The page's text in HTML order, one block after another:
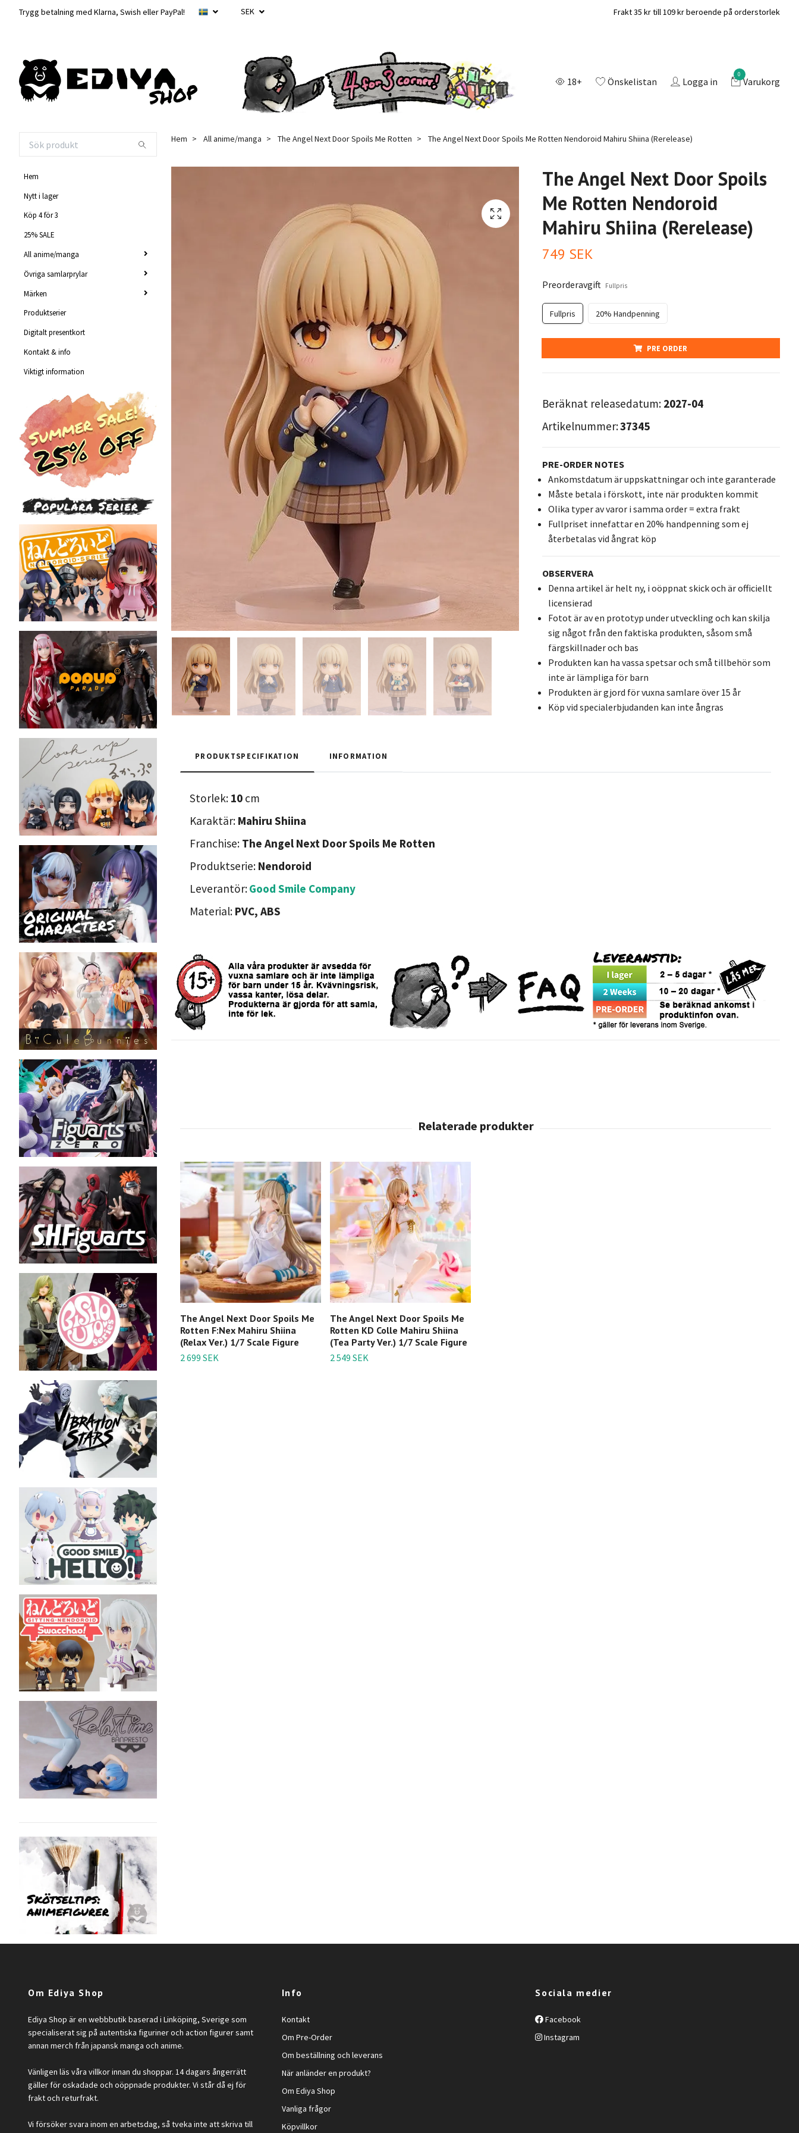
Trygg betalning med Klarna, Swish eller PayPal! SEK Frakt 35 kr till 109 kr beroende på orderstorlek
18+ Önskelistan Logga in
0
Varukorg
Hem
Nytt i lager
Köp 4 för 3
25% SALE
All anime/manga
Övriga samlarprylar
Märken
Produktserier
Digitalt presentkort
Kontakt & info
Viktigt information
Hem All anime/manga The Angel Next Door Spoils Me Rotten The Angel Next Door Spoils Me Rotten Nendoroid Mahiru Shiina (Rerelease)
The Angel Next Door Spoils
Me Rotten Nendoroid
Mahiru Shiina (Rerelease)
749 SEK
Preorderavgift Fullpris
Fullpris 20% Handpenning
PRE ORDER
Beräknat releasedatum: 2027-04
Artikelnummer:37345
PRE-ORDER NOTES
Ankomstdatum är uppskattningar och inte garanterade
Måste betala i förskott, inte när produkten kommit
Olika typer av varor i samma order = extra frakt
Fullpriset innefattar en 20% handpenning som ej
återbetalas vid ångrat köp
OBSERVERA
Denna artikel är helt ny, i oöppnat skick och är officiellt
licensierad
Fotot är av en prototyp under utveckling och kan skilja
sig något från den faktiska produkten, såsom små
färgskillnader och bas
Produkten kan ha vassa spetsar och små tillbehör som
inte är lämpliga för barn
Produkten är gjord för vuxna samlare över 15 år
Köp vid specialerbjudanden kan inte ångras
PRODUKTSPECIFIKATION INFORMATION
Storlek: 10 cm
Karaktär: Mahiru Shiina
Franchise: The Angel Next Door Spoils Me Rotten
Produktserie: Nendoroid
Leverantör:Good Smile Company
Material: PVC, ABS
The Angel Next Door Spoils Me
Rotten F:Nex Mahiru Shiina
(Relax Ver.) 1/7 Scale Figure
2 699 SEK
The Angel Next Door Spoils Me
Rotten KD Colle Mahiru Shiina
(Tea Party Ver.) 1/7 Scale Figure
2 549 SEK
Om Ediya Shop
Ediya Shop är en webbbutik baserad i Linköping, Sverige som
specialiserat sig på autentiska figuriner och action figurer samt
annan merch från japansk manga och anime.
Vänligen läs våra villkor innan du shoppar. 14 dagars ångerrätt
gäller för oskadade och oöppnade produkter. Vi står då ej för
frakt och returfrakt.
Vi försöker svara inom en arbetsdag, så tveka inte att skriva till
Info
Kontakt
Om Pre-Order
Om beställning och leverans
När anländer en produkt?
Om Ediya Shop
Vanliga frågor
Köpvillkor
Sociala medier
Facebook
Instagram